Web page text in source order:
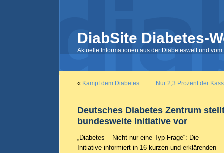
DiabSite Diabetes-
Aktuelle Informationen aus der Diabeteswelt und
« Kampf dem Diabetes Nur 2,3 Prozent der
Deutsches Diabetes Zentrum
bundesweite Initiative vor
„Diabetes – Nicht nur eine Typ-Frage“: Die
Initiative informiert in 16 kurzen und erklärenden